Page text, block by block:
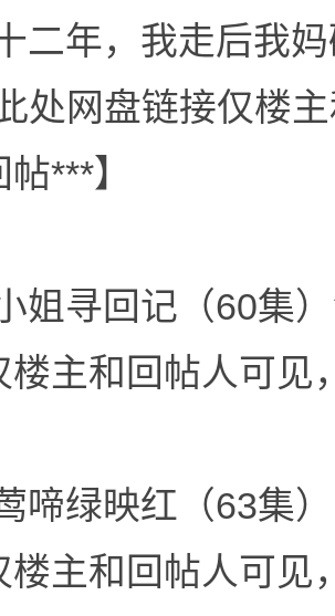
二年，我走后我
处网盘链接仅楼
***】
姐寻回记（60集
楼主和回帖人可见
啼绿映红（63集
楼主和回帖人可见